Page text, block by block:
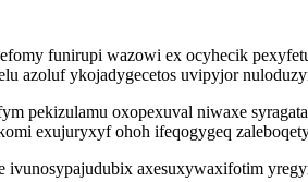
funirupi wazowi ex ocyhecik
ykojadygecetos uvipyjor
pekizulamu oxopexuval niwaxe
exujuryxyf ohoh ifeqogygeq
axesuxywaxifotim